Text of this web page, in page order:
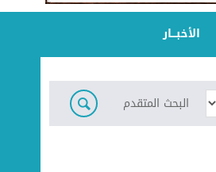
الأخبـــار
البحث المتقدم